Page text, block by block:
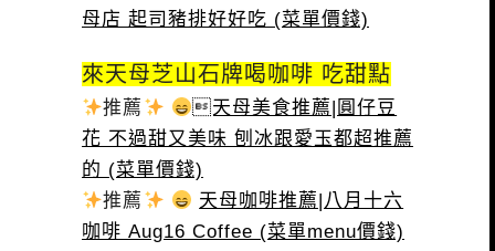
母店 起司豬排好好吃 (菜單價錢)
來天母芝山石牌喝咖啡 吃甜點
推薦
天母美食推薦|圓仔豆
花 不過甜又美味 刨冰跟愛玉都超推薦
的 (菜單價錢)
推薦
天母咖啡推薦|八月十六
咖啡 Aug16 Coffee (菜單menu價錢)